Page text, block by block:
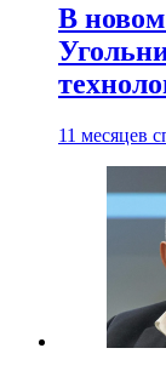
В
11 месяцев